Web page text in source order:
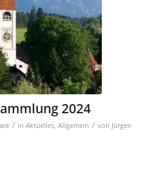
2024
/ in Aktuelles, Allgemein / von Jürgen